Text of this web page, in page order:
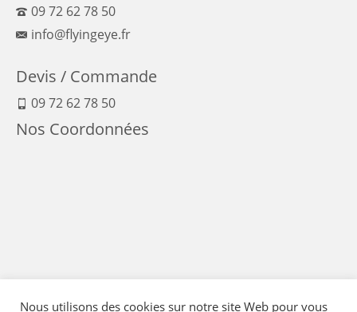
09 72 62 78 50
info@flyingeye.fr
Devis / Commande
09 72 62 78 50
Nos Coordonnées
Nous utilisons des cookies sur notre site Web pour vous